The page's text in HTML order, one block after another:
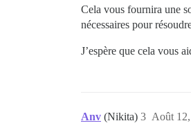
Cela vous fournira une
nécessaires pour
J’espère que cela vous
Anv (Nikita) Août
3